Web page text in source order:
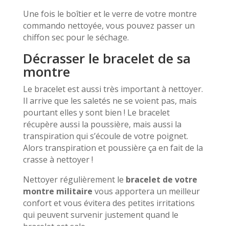
Une fois le boîtier et le verre de votre montre
commando nettoyée, vous pouvez passer un
chiffon sec pour le séchage.
Décrasser le bracelet de sa
montre
Le bracelet est aussi très important à nettoyer.
Il arrive que les saletés ne se voient pas, mais
pourtant elles y sont bien ! Le bracelet
récupère aussi la poussière, mais aussi la
transpiration qui s’écoule de votre poignet.
Alors transpiration et poussière ça en fait de la
crasse à nettoyer !
Nettoyer régulièrement le bracelet de votre
montre militaire vous apportera un meilleur
confort et vous évitera des petites irritations
qui peuvent survenir justement quand le